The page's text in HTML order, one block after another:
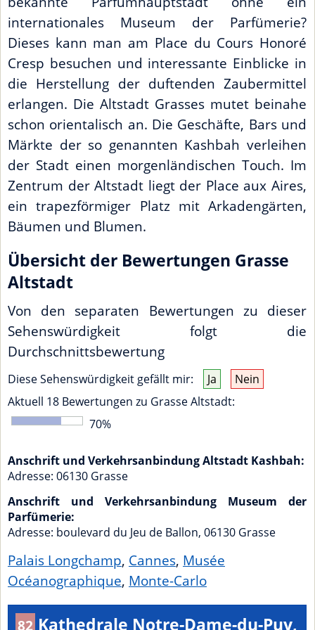
internationales Museum der Parfümerie?
Dieses kann man am Place du Cours Honoré
Cresp besuchen und interessante Einblicke in
die Herstellung der duftenden Zaubermittel
erlangen. Die Altstadt Grasses mutet beinahe
schon orientalisch an. Die Geschäfte, Bars und
Märkte der so genannten Kashbah verleihen
der Stadt einen morgenländischen Touch. Im
Zentrum der Altstadt liegt der Place aux Aires,
ein trapezförmiger Platz mit Arkadengärten,
Bäumen und Blumen.
Übersicht der Bewertungen Grasse
Altstadt
Von den separaten Bewertungen zu dieser
Sehenswürdigkeit folgt die
Durchschnittsbewertung
Diese Sehenswürdigkeit gefällt mir: Ja
Nein
Aktuell 18 Bewertungen zu Grasse Altstadt:
70%
Anschrift und Verkehrsanbindung Altstadt Kashbah:
Adresse: 06130 Grasse
Anschrift und Verkehrsanbindung Museum der
Parfümerie:
Adresse: boulevard du Jeu de Ballon, 06130 Grasse
Palais Longchamp, Cannes, Musée
Océanographique, Monte-Carlo
82 Kathedrale Notre-Dame-du-Puy,